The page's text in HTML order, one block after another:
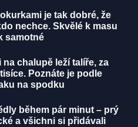
je tak dobré, že
nechce. Skvělé k masu
samotné
chalupě leží talíře, za
Poznáte je podle
na spodku
během pár minut – prý
a všichni si přidávali